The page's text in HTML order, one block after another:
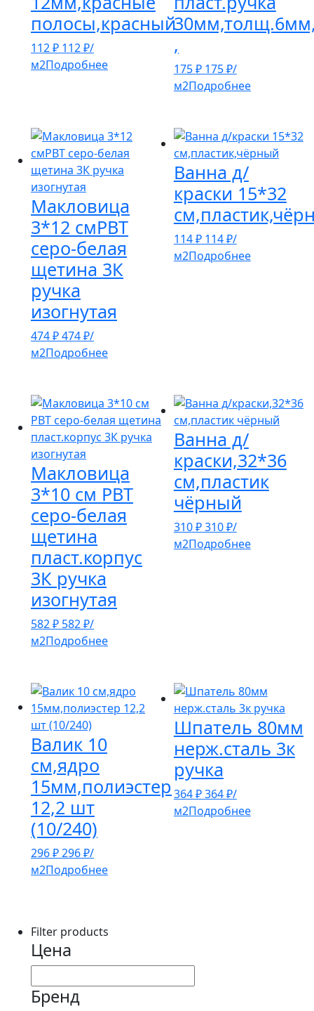
полосы,красный
112₽ 112₽/
м2Подробнее
,
175₽ 175₽/
м2Подробнее
Макловица
3*12 смРВТ
серо-белая
щетина 3К
ручка
изогнутая
474₽474₽/
м2Подробнее
Ванна д/
краски 15*32
114₽ 114₽/
м2Подробнее
Макловица
3*10 см РВТ
серо-белая
щетина
пласт.корпус
3К ручка
изогнутая
582₽ 582₽/
м2Подробнее
Ванна д/
краски,32*36
см,пластик
чёрный
310₽310₽/
м2Подробнее
Валик 10
см,ядро
15мм,полиэстер
12,2 шт
(10/240)
296₽296₽/
м2Подробнее
Шпатель 80мм
нерж.сталь 3к
ручка
364₽364₽/
м2Подробнее
Filter products
Цена
Бренд